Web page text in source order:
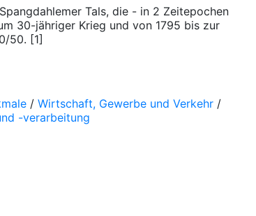
Tals, die - in 2 Zeitepochen
30-jähriger Krieg und von 1795 bis zur
50. [1]
/ Wirtschaft, Gewerbe und Verkehr /
-verarbeitung